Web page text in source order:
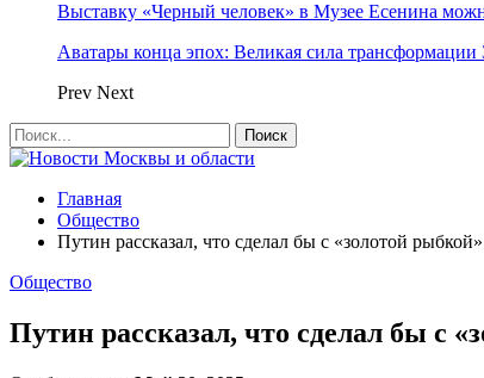
Выставку «Черный человек» в Музее Есенина
Аватары конца эпох: Великая сила трансформации
Prev Next
Главная
Общество
Путин рассказал, что сделал бы с «золотой рыбкой»
Общество
Путин рассказал, что сделал бы с